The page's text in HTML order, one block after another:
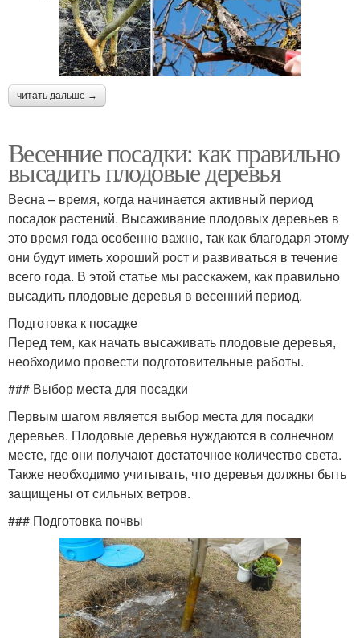
читать дальше →
Весенние посадки: как правильно
высадить плодовые деревья
Весна – время, когда начинается активный период
посадок растений. Высаживание плодовых деревьев в
это время года особенно важно, так как благодаря этому
они будут иметь хороший рост и развиваться в течение
всего года. В этой статье мы расскажем, как правильно
высадить плодовые деревья в весенний период.
Подготовка к посадке
Перед тем, как начать высаживать плодовые деревья,
необходимо провести подготовительные работы.
### Выбор места для посадки
Первым шагом является выбор места для посадки
деревьев. Плодовые деревья нуждаются в солнечном
месте, где они получают достаточное количество света.
Также необходимо учитывать, что деревья должны быть
защищены от сильных ветров.
### Подготовка почвы